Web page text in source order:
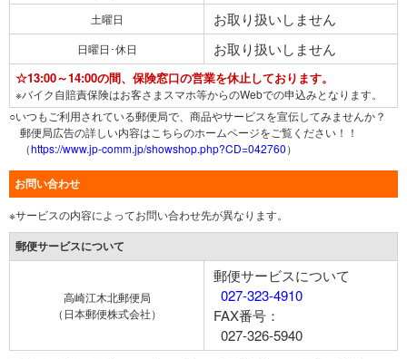
土曜日 お取り扱いしません
日曜日･休日 お取り扱いしません
☆13:00～14:00の間、保険窓口の営業を休止しております。
※バイク自賠責保険はお客さまスマホ等からのWebでの申込みとなります。
○いつもご利用されている郵便局で、商品やサービスを宣伝してみませんか？
郵便局広告の詳しい内容はこちらのホームページをご覧ください！！
（https://www.jp-comm.jp/showshop.php?CD=042760）
お問い合わせ
※サービスの内容によってお問い合わせ先が異なります。
郵便サービスについて
高崎江木北郵便局
（日本郵便株式会社）
郵便サービスについて
027-323-4910
FAX番号：
027-326-5940